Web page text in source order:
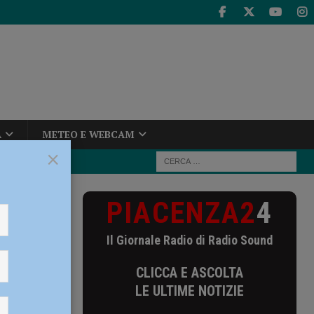
METEO E WEBCAM
in
PIACENZA24
Il Giornale Radio di Radio Sound
CLICCA E ASCOLTA
LE ULTIME NOTIZIE
×